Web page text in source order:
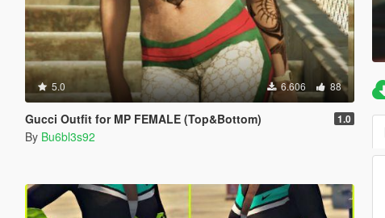
5.0 6.606 88
Gucci Outfit for MP FEMALE (Top&Bottom) 1.0
By Bu6bl3s92